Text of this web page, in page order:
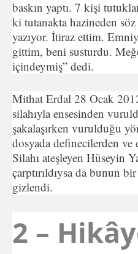
baskın yaptı. 7 kişi
ki tutanakta hazineden
yazıyor. İtiraz ettim.
gittim, beni susturdu.
içindeymiş” dedi.
Mithat Erdal 28 Ocak
silahıyla ensesinden
şakalaşırken vurulduğu
dosyada definecilerden ve
Silahı ateşleyen Hüseyin
çarptırıldıysa da bunun
gizlendi.
2 –